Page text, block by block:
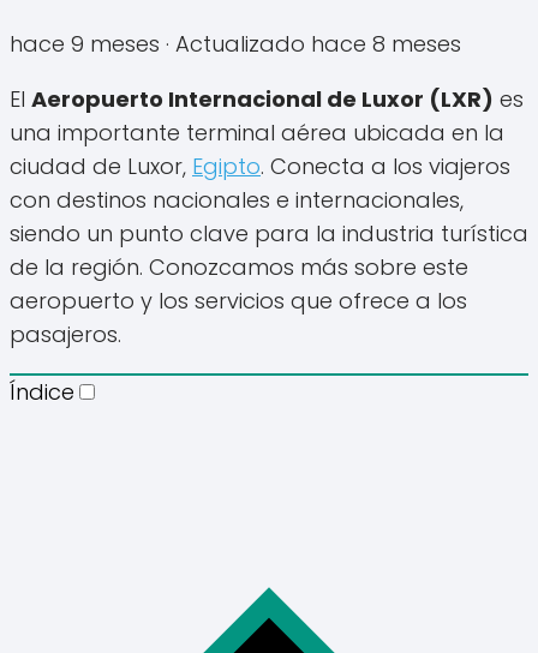
hace 9 meses · Actualizado hace 8 meses
El Aeropuerto Internacional de Luxor (LXR) es
una importante terminal aérea ubicada en la
ciudad de Luxor, Egipto. Conecta a los viajeros
con destinos nacionales e internacionales,
siendo un punto clave para la industria turística
de la región. Conozcamos más sobre este
aeropuerto y los servicios que ofrece a los
pasajeros.
Índice